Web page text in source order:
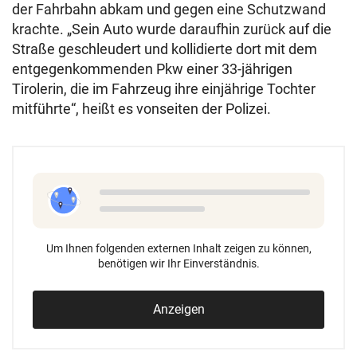
der Fahrbahn abkam und gegen eine Schutzwand
krachte. „Sein Auto wurde daraufhin zurück auf die
Straße geschleudert und kollidierte dort mit dem
entgegenkommenden Pkw einer 33-jährigen
Tirolerin, die im Fahrzeug ihre einjährige Tochter
mitführte“, heißt es vonseiten der Polizei.
Um Ihnen folgenden externen Inhalt zeigen zu können,
benötigen wir Ihr Einverständnis.
Anzeigen